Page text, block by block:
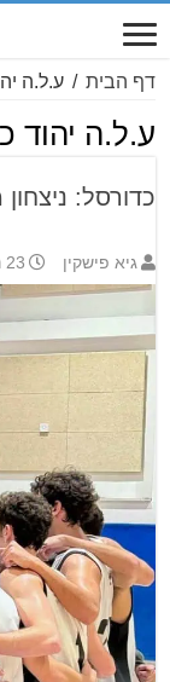
דף הבית / ע.ל.ה
ע.ל.ה יהוד
כדורסל:
גיא פישקין 23 נובמבר 2025 10:34